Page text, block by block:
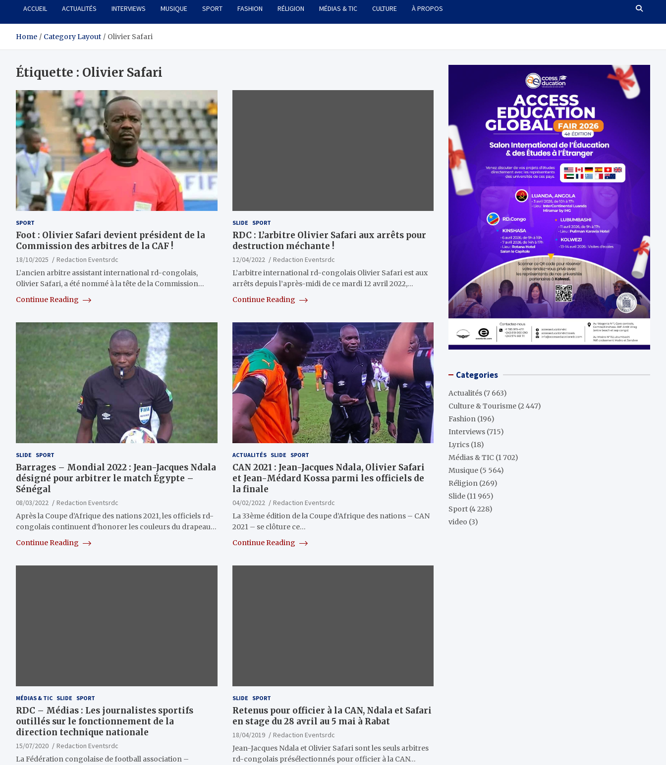
ACCUEIL ACTUALITÉS INTERVIEWS MUSIQUE SPORT FASHION RÉLIGION MÉDIAS & TIC CULTURE À PROPOS
Home Category Layout Olivier Safari
Étiquette : Olivier Safari
SPORT
Foot : Olivier Safari devient président de la
Commission des arbitres de la CAF !
18/10/2025
Redaction Eventsrdc
L’ancien arbitre assistant international rd-congolais,
Olivier Safari, a été nommé à la tête de la Commission…
Continue Reading
SLIDE SPORT
RDC : L’arbitre Olivier Safari aux arrêts pour
destruction méchante !
12/04/2022
Redaction Eventsrdc
L’arbitre international rd-congolais Olivier Safari est aux
arrêts depuis l’après-midi de ce mardi 12 avril 2022,…
Continue Reading
SLIDE SPORT
Barrages – Mondial 2022 : Jean-Jacques Ndala
désigné pour arbitrer le match Égypte –
Sénégal
08/03/2022
Redaction Eventsrdc
Après la Coupe d’Afrique des nations 2021, les officiels rd-
congolais continuent d’honorer les couleurs du drapeau…
Continue Reading
ACTUALITÉS SLIDE SPORT
CAN 2021 : Jean-Jacques Ndala, Olivier Safari
et Jean-Médard Kossa parmi les officiels de
la finale
04/02/2022
Redaction Eventsrdc
La 33ème édition de la Coupe d’Afrique des nations – CAN
2021 – se clôture ce…
Continue Reading
MÉDIAS & TIC SLIDE SPORT
RDC – Médias : Les journalistes sportifs
outillés sur le fonctionnement de la
direction technique nationale
15/07/2020
Redaction Eventsrdc
La Fédération congolaise de football association –
SLIDE SPORT
Retenus pour officier à la CAN, Ndala et Safari
en stage du 28 avril au 5 mai à Rabat
18/04/2019
Redaction Eventsrdc
Jean-Jacques Ndala et Olivier Safari sont les seuls arbitres
rd-congolais présélectionnés pour officier à la CAN…
Categories
Actualités (7 663)
Culture & Tourisme (2 447)
Fashion (196)
Interviews (715)
Lyrics (18)
Médias & TIC (1 702)
Musique (5 564)
Réligion (269)
Slide (11 965)
Sport (4 228)
video (3)